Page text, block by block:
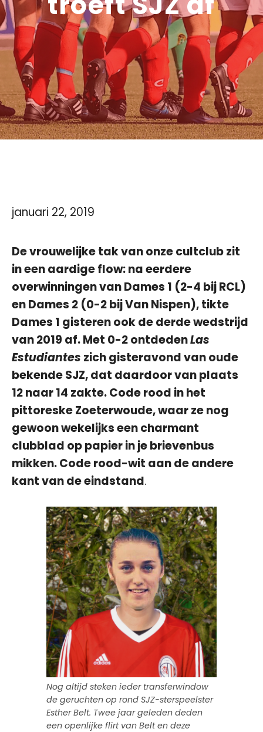
januari 22, 2019
De vrouwelijke tak van onze cultclub zit
in een aardige flow: na eerdere
overwinningen van Dames 1 (2-4 bij RCL)
en Dames 2 (0-2 bij Van Nispen), tikte
Dames 1 gisteren ook de derde wedstrijd
van 2019 af. Met 0-2 ontdedenLas
Estudiantes zich gisteravond van oude
bekende SJZ, dat daardoor van plaats
12 naar 14 zakte. Code rood in het
pittoreske Zoeterwoude, waar ze nog
gewoon wekelijks een charmant
clubblad op papier in je brievenbus
mikken. Code rood-wit aan de andere
kant van de eindstand.
Nog altijd steken ieder transferwindow
de geruchten op rond SJZ-sterspeelster
Esther Belt. Twee jaar geleden deden
een openlijke flirt van Belt en deze